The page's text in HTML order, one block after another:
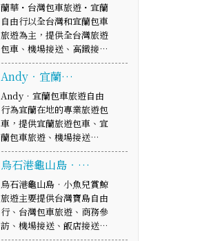
蘭華・台灣包車旅遊・宜蘭
自由行以全台灣和宜蘭包車
旅遊為主，提供全台灣旅遊
包車、機場接送、高鐵接…
Andy‧宜蘭…
Andy‧宜蘭包車旅遊自由
行為宜蘭在地的專業旅遊包
車，提供宜蘭旅遊包車、宜
蘭包車旅遊、機場接送…
烏石港龜山島‧…
烏石港龜山島‧小魚兒賞鯨
旅遊主要提供台灣寶島自由
行、台灣包車旅遊、商務參
訪、機場接送、飯店接送…